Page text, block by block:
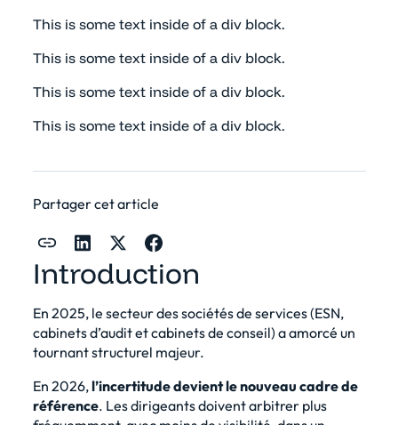
This is some text inside of a div block.
This is some text inside of a div block.
This is some text inside of a div block.
This is some text inside of a div block.
Partager cet article
Introduction
En 2025, le secteur des sociétés de services (ESN,
cabinets d’audit et cabinets de conseil) a amorcé un
tournant structurel majeur.
En 2026,l’incertitude devient le nouveau cadre de
référence. Les dirigeants doivent arbitrer plus